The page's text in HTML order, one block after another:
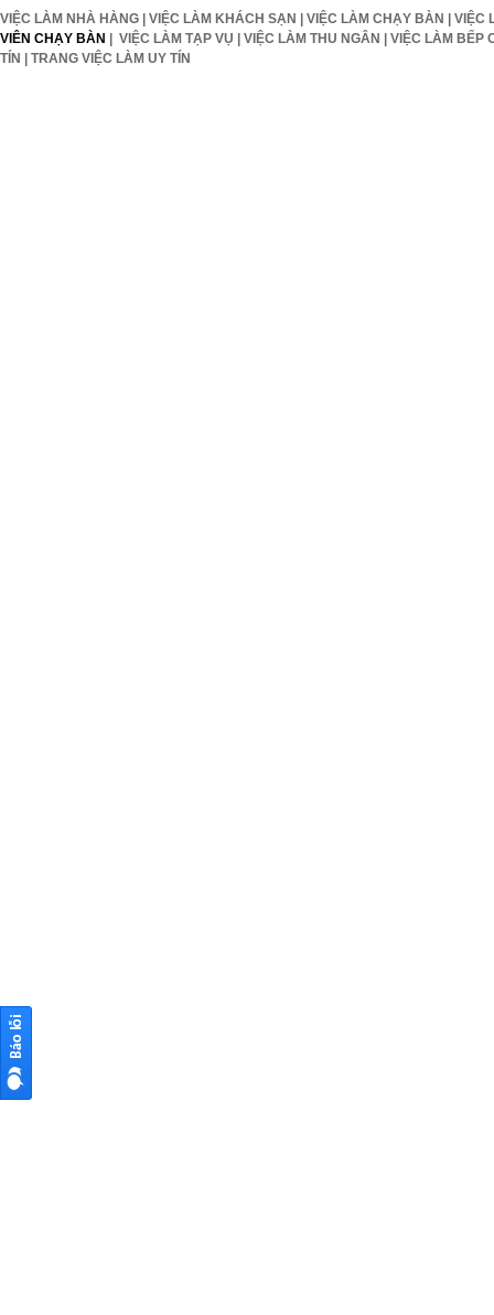
VIỆC LÀM NHÀ HÀNG | VIỆC LÀM KHÁCH SẠN | VIỆC LÀM CHẠY BÀN | VIỆC
VIÊN CHẠY BÀN | VIỆC LÀM TẠP VỤ | VIỆC LÀM THU NGÂN | VIỆC LÀM BẾP
TÍN | TRANG VIỆC LÀM UY TÍN